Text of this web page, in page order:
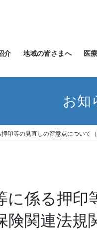
介 地域の皆さまへ 医
お知
印等の見直しの留意点について（
係る押印
関連法規